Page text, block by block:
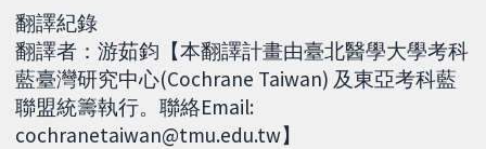
翻譯紀錄
翻譯者：游茹鈞【本翻譯計畫由臺北醫學大學考科
藍臺灣研究中心(Cochrane Taiwan) 及東亞考科藍
聯盟統籌執行。聯絡Email:
cochranetaiwan@tmu.edu.tw】